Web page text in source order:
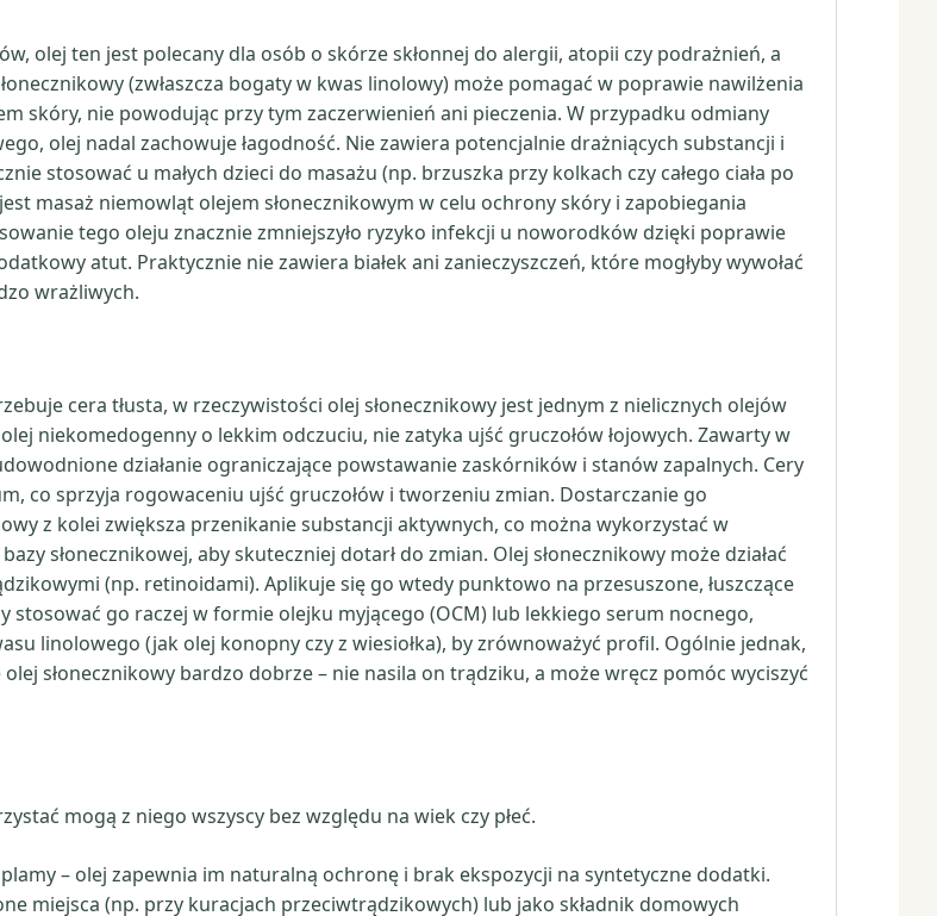
olej ten jest polecany dla osób o skórze skłonnej do alergii, atopii czy podrażnień, a
(zwłaszcza bogaty w kwas linolowy) może pomagać w poprawie nawilżenia
skóry, nie powodując przy tym zaczerwienień ani pieczenia. W przypadku odmiany
olej nadal zachowuje łagodność. Nie zawiera potencjalnie drażniących substancji i
stosować u małych dzieci do masażu (np. brzuszka przy kolkach czy całego ciała po
masaż niemowląt olejem słonecznikowym w celu ochrony skóry i zapobiegania
tego oleju znacznie zmniejszyło ryzyko infekcji u noworodków dzięki poprawie
atut. Praktycznie nie zawiera białek ani zanieczyszczeń, które mogłyby wywołać
wrażliwych.
cera tłusta, w rzeczywistości olej słonecznikowy jest jednym z nielicznych olejów
niekomedogenny o lekkim odczuciu, nie zatyka ujść gruczołów łojowych. Zawarty w
działanie ograniczające powstawanie zaskórników i stanów zapalnych. Cery
co sprzyja rogowaceniu ujść gruczołów i tworzeniu zmian. Dostarczanie go
z kolei zwiększa przenikanie substancji aktywnych, co można wykorzystać w
słonecznikowej, aby skuteczniej dotarł do zmian. Olej słonecznikowy może działać
(np. retinoidami). Aplikuje się go wtedy punktowo na przesuszone, łuszczące
stosować go raczej w formie olejku myjącego (OCM) lub lekkiego serum nocnego,
linolowego (jak olej konopny czy z wiesiołka), by zrównoważyć profil. Ogólnie jednak,
słonecznikowy bardzo dobrze – nie nasila on trądziku, a może wręcz pomóc wyciszyć
mogą z niego wszyscy bez względu na wiek czy płeć.
– olej zapewnia im naturalną ochronę i brak ekspozycji na syntetyczne dodatki.
miejsca (np. przy kuracjach przeciwtrądzikowych) lub jako składnik domowych